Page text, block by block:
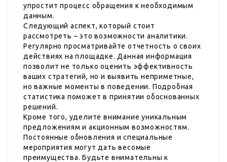
упростит процесс обращения к необходимым
данным.
Следующий аспект, который стоит
рассмотреть – это возможности аналитики.
Регулярно просматривайте отчетность о своих
действиях на площадке. Данная информация
позволит не только оценить эффективность
ваших стратегий, но и выявить неприметные,
но важные моменты в поведении. Подробная
статистика поможет в принятии обоснованных
решений.
Кроме того, уделите внимание уникальным
предложениям и акционным возможностям.
Постоянные обновления и специальные
мероприятия могут дать весомые
преимущества. Будьте внимательны к